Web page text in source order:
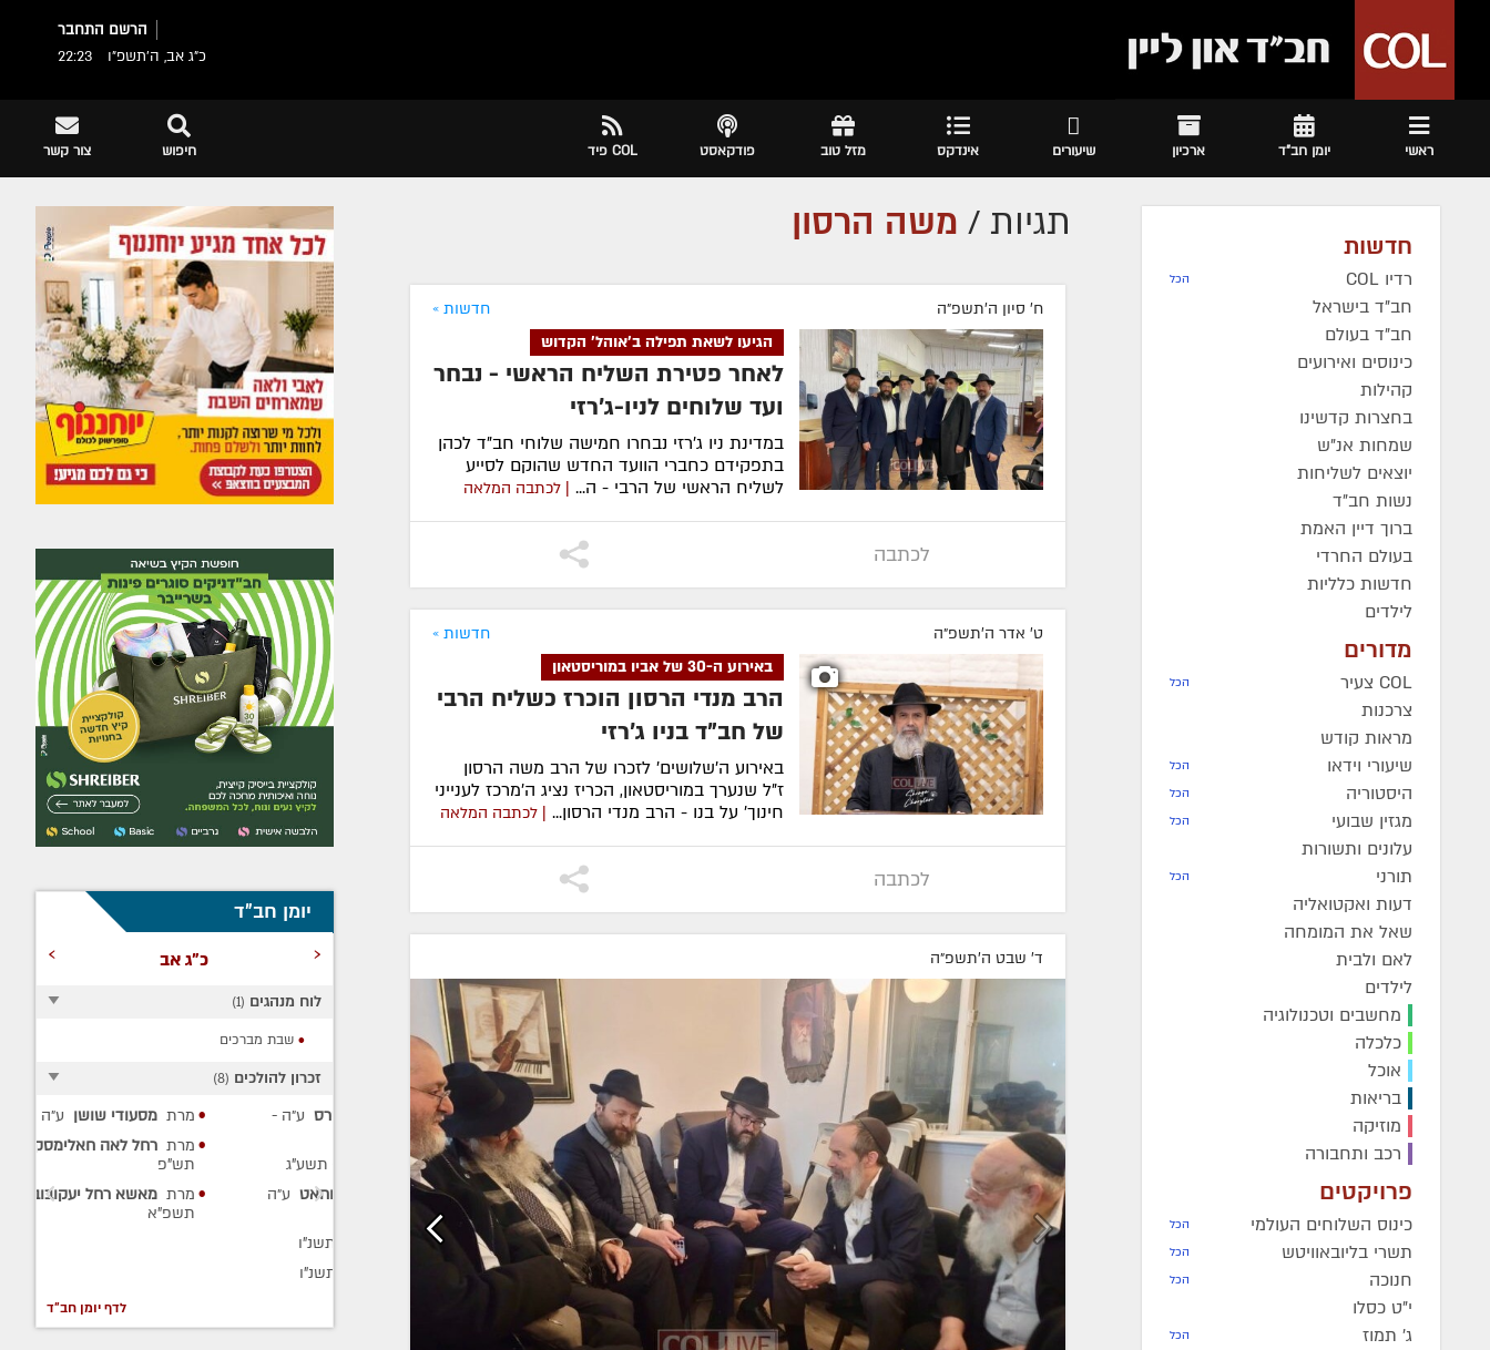
הרשם התחבר
כ"ג אב, ה׳תשפ״ו
22:23
ראשי יומן חב"ד ארכיון שיעורים אינדקס מזל טוב פודקאסט COL פיד צור קשר חיפוש
חדשות
רדיו COL הכל
חב"ד בישראל
חב"ד בעולם
כינוסים ואירועים
קהילות
בחצרות קדשינו
שמחות אנ"ש
יוצאים לשליחות
נשות חב"ד
ברוך דיין האמת
בעולם החרדי
חדשות כלליות
לילדים
מדורים
COL צעיר הכל
צרכנות
מראות קודש
שיעורי וידאו
הכל
היסטוריה הכל
מגזין שבועי הכל
עלונים ותשורות
תורני
הכל
דעות ואקטואליה
שאל את המומחה
לאם ולבית
לילדים
מחשבים וטכנולוגיה
כלכלה
אוכל
בריאות
מוזיקה
רכב ותחבורה
פרויקטים
כינוס השלוחים העולמי הכל
תשרי בליובאוויטש הכל
חנוכה הכל
י"ט כסלו
ג' תמוז
הכל
תגיות /משה הרסון
ח' סיון ה׳תשפ״ה
חדשות »
הגיעו לשאת תפילה ב'אוהל' הקדוש
לאחר פטירת השליח הראשי - נבחר
ועד שלוחים לניו-ג'רזי
במדינת ניו ג'רזי נבחרו חמישה שלוחי חב"ד לכהן
בתפקידם כחברי הוועד החדש שהוקם לסייע
לשליח הראשי של הרבי - ה... | לכתבה המלאה
לכתבה
ט' אדר ה׳תשפ״ה
חדשות »
באירוע ה-30 של אביו במוריסטאון
הרב מנדי הרסון הוכרז כשליח הרבי
של חב"ד בניו ג'רזי
באירוע ה'שלושים' לזכרו של הרב משה הרסון
ז"ל שנערך במוריסטאון, הכריז נציג ה'מרכז לענייני
חינוך' על בנו - הרב מנדי הרסון... | לכתבה המלאה
לכתבה
ד' שבט ה׳תשפ״ה
יומן חב"ד
‹
› כ"ג אב
לוח מנהגים (
1
)
שבת מברכים
זכרון להולכים (
8
)
מרת מסעודי שושן ע״ה- תש"פ
מרת רחל לאה חאלימסקי ע״ה-
תש"פ
מרת מאשא רחל יעקובוביץ ע״ה-
תשפ"א
הרה"ח אליעזר דניאל מיירס
תשע"ה
הרה"ח חיים פולק ע״ה - תשע"ג
הרה"ח שמואל תנחום שוחאט
- תשס"ה
מרת עטא קזיניץ ע״ה- תשנ"ו
מרת
דינה זלצמן ע״ה
מרת מסעודי שושן ע״ה- תש"פ
רחל לאה חאלימסקי ע״ה-
תש"פ
מרת
מאשא רחל יעקובוביץ ע״ה -
לדף יומן חב"ד